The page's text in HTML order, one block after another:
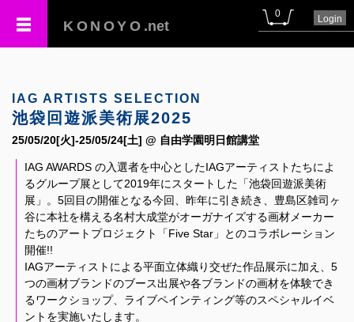
KONOYO .net
0 Login
IAG ARTISTS SELECTION
池袋回遊派美術展2025
25/05/20[火]-25/05/24[土] @ 自由学園明日館講堂
IAG AWARDS の入選者を中心としたIAGアーティストたちによ
るグループ展として2019年にスタートした「池袋回遊派美術
展」。5回目の開催となる今回、昨年に引き続き、豊島区雑司ヶ
谷に本社を構える名村大成堂がオーガナイズする画材メーカー
たちのアートプロジェクト「Five Star」とのコラボレーション
開催!!
IAGアーティストによる平面立体織り交ぜた作品展示に加え、5
つの画材ブランドのブース出展や各ブランドの画材を体験でき
るワークショップ、ライブペインティング等のスペシャルイベ
ントを実施いたします。